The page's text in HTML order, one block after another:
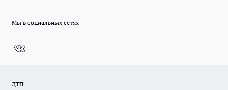
Мы в социальных сетях
ДТП